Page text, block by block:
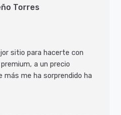
Torres
sitio para hacerte con
a un precio
más me ha sorprendido ha